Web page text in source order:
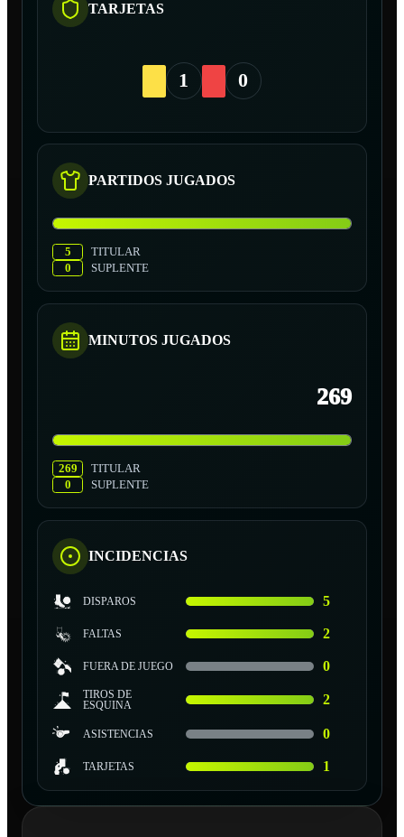
TARJETAS
1 0
PARTIDOS JUGADOS
5
TITULAR
0
SUPLENTE
MINUTOS JUGADOS
269
269
TITULAR
0
SUPLENTE
INCIDENCIAS
DISPAROS 5
FALTAS 2
FUERA DE JUEGO 0
TIROS DE
ESQUINA
2
ASISTENCIAS 0
TARJETAS 1